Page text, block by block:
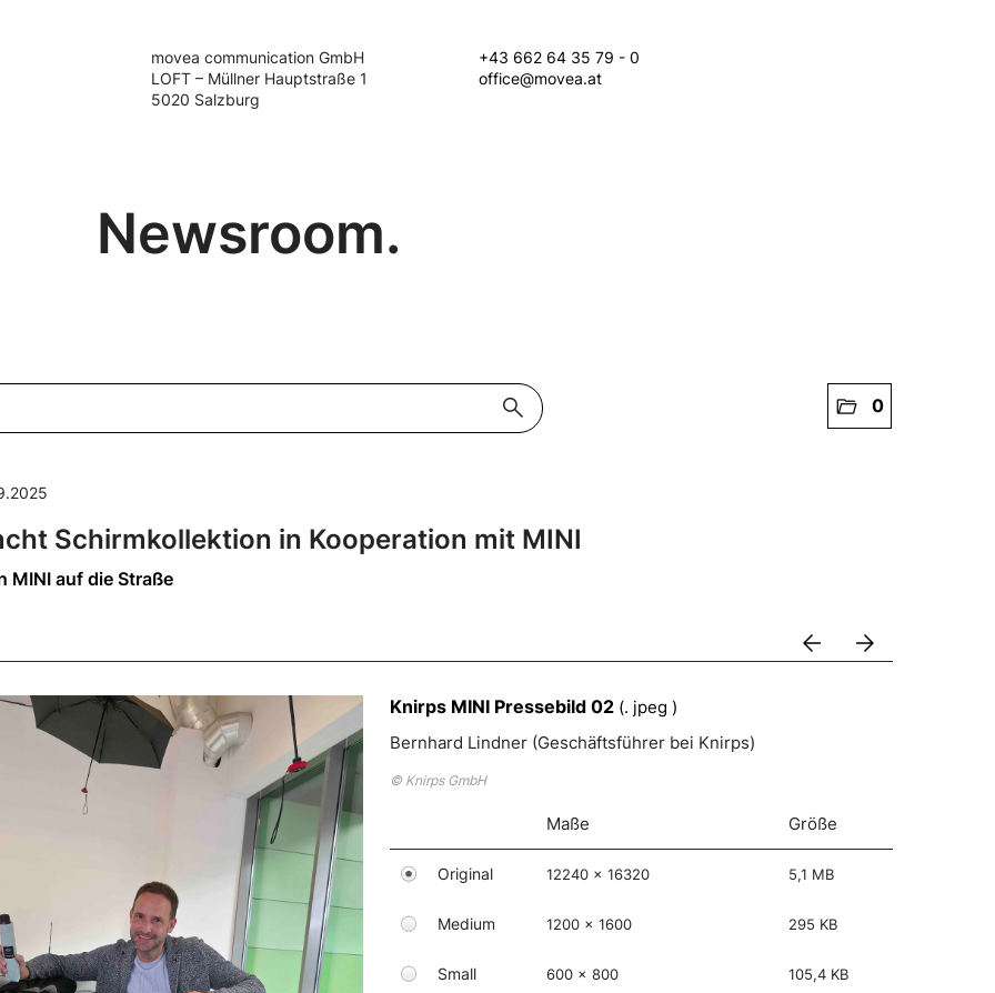
movea communication GmbH
LOFT – Müllner Hauptstraße 1
5020 Salzburg
+43 662 64 35 79 - 0
office@movea.at
Newsroom.
search folder_open 0
Schirmkollektion in Kooperation mit MINI
MINI auf die Straße
arrow_forward
arrow_back
Knirps MINI Pressebild 02 (. jpeg )
Bernhard Lindner (Geschäftsführer bei Knirps)
© Knirps GmbH
Maße Größe
Original 12240 x 16320 5,1 MB
Medium 1200 x 1600 295 KB
Small 600 x 800 105,4 KB